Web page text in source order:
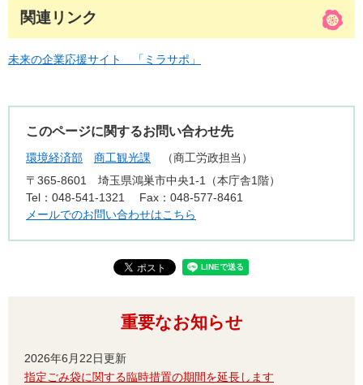
関連リンク
未来の企業応援サイト 「ミラサポ」
このページに関するお問い合わせ先
環境経済部 商工観光課
商工労政担当
〒365-8601
埼玉県鴻巣市中央1-1（本庁舎1階）
Tel：048-541-1321
Fax：048-577-8461
メールでのお問い合わせはこちら
重要なお知らせ
2026年6月22日更新
指定ごみ袋に関する臨時措置の期間を延長します